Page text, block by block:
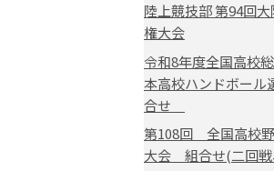
陸上競技部 第94回
権大会
令和8年度全国高校
本高校ハンドボー
合せ
第108回 全国高校
大会 組合せ(二回戦